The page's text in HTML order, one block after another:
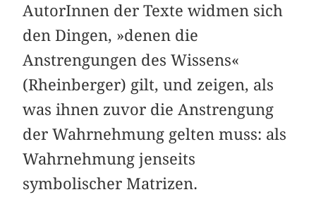
AutorInnen der Texte widmen sich
den Dingen, »denen die
Anstrengungen des Wissens«
(Rheinberger) gilt, und zeigen, als
was ihnen zuvor die Anstrengung
der Wahrnehmung gelten muss: als
Wahrnehmung jenseits
symbolischer Matrizen.